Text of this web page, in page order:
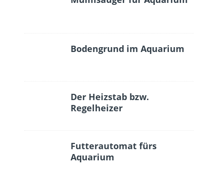
Bodengrund im Aquarium
Der Heizstab bzw.
Regelheizer
Futterautomat fürs
Aquarium